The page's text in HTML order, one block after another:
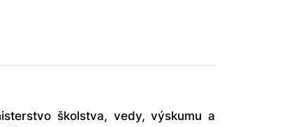
školstva, vedy, výskumu a